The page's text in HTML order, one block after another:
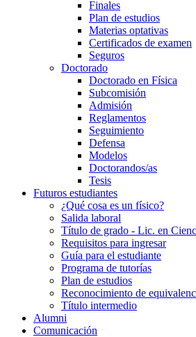
Finales
Plan de estudios
Materias optativas
Certificados de examen
Seguros
Doctorado
Doctorado en Física
Subcomisión
Admisión
Reglamentos
Seguimiento
Defensa
Modelos
Doctorandos/as
Tesis
Futuros estudiantes
¿Qué cosa es un físico?
Salida laboral
Título de grado - Lic. en
Requisitos para ingresar
Guía para el estudiante
Programa de tutorías
Plan de estudios
Reconocimiento de
Título intermedio
Alumni
Comunicación